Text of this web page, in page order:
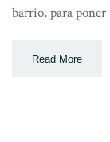
barrio, para
Read More